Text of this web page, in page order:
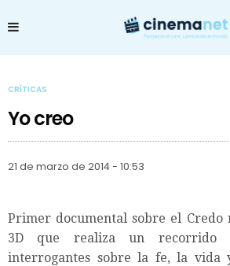
CRÍTICAS
Yo creo
21 de marzo de 2014 - 10:53
Primer documental sobre el Credo
3D que realiza un recorrido
interrogantes sobre la fe, la vida